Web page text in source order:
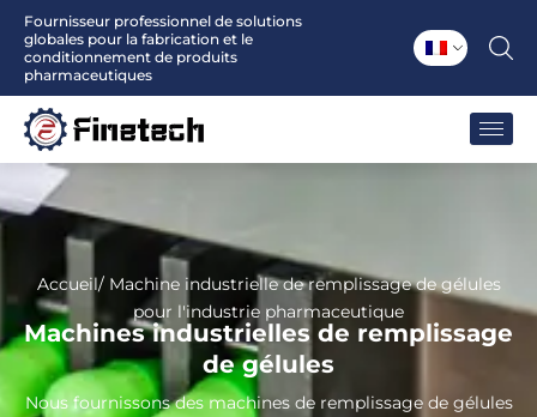
Aller
contenu
Fournisseur professionnel de solutions
globales pour la fabrication et le
conditionnement de produits
pharmaceutiques
Accueil/ Machine industrielle de remplissage de gélules
pour l'industrie pharmaceutique
Machines industrielles de remplissage
de gélules
Nous fournissons des machines de remplissage de gélules